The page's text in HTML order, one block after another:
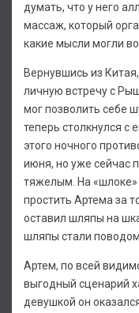
думать, что у него
массаж, который
какие мысли могли
Вернувшись из
личную встречу с
мог позволить себе
теперь столкнулся с
этого ночного
июня, но уже сейчас
тяжелым. На «шлоке»
простить Артема за
оставил шляпы на
шляпы стали
Артем, по всей
выгодный сценарий
девушкой он